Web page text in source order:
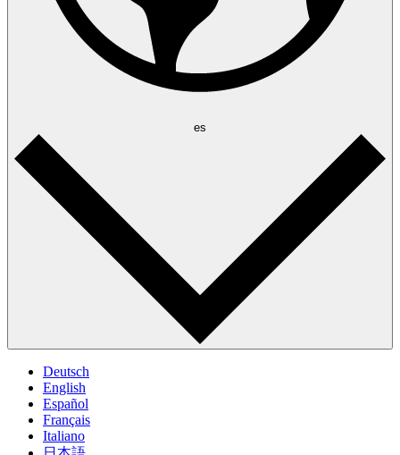
es
Deutsch
English
Español
Français
Italiano